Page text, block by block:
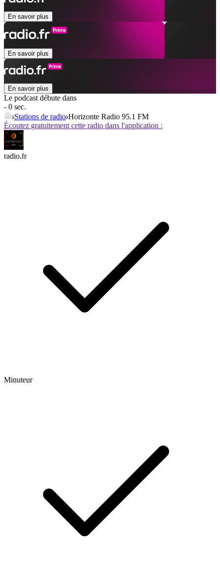
En savoir plus
En savoir plus
En savoir plus
Le podcast débute dans
- 0 sec.
Stations de radio Horizonte Radio 95.1 FM
Écoutez gratuitement cette radio dans l'application :
radio.fr
Minuteur